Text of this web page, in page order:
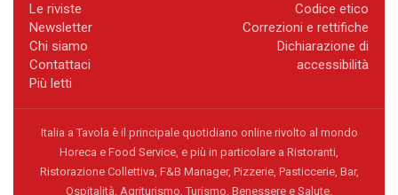
Le riviste
Newsletter
Chi siamo
Contattaci
Più letti
Codice etico
Correzioni e rettifiche
Dichiarazione di
accessibilità
Italia a Tavola è il principale quotidiano online rivolto al mondo
Horeca e Food Service, e più in particolare a Ristoranti,
Ristorazione Collettiva, F&B Manager, Pizzerie, Pasticcerie, Bar,
Ospitalità, Agriturismo, Turismo, Benessere e Salute.